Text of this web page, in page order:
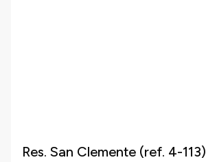
Res. San Clemente (ref. 4-113)